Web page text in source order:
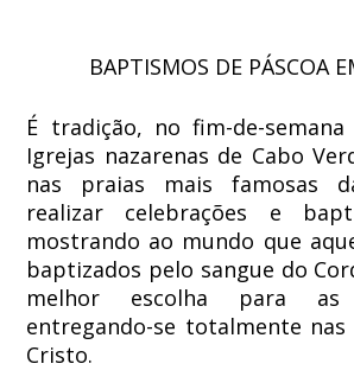
BAPTISMOS DE PÁSCOA
É tradição, no fim-de-semana
Igrejas nazarenas de Cabo
nas praias mais famosas
realizar celebrações e
mostrando ao mundo que
baptizados pelo sangue do
melhor escolha para as
entregando-se totalmente nas
Cristo.